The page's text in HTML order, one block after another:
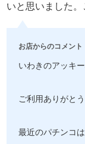
いと思いました。
お店からのコメント
いわきのアッキ
ご利用ありがと
最近のパチンコ